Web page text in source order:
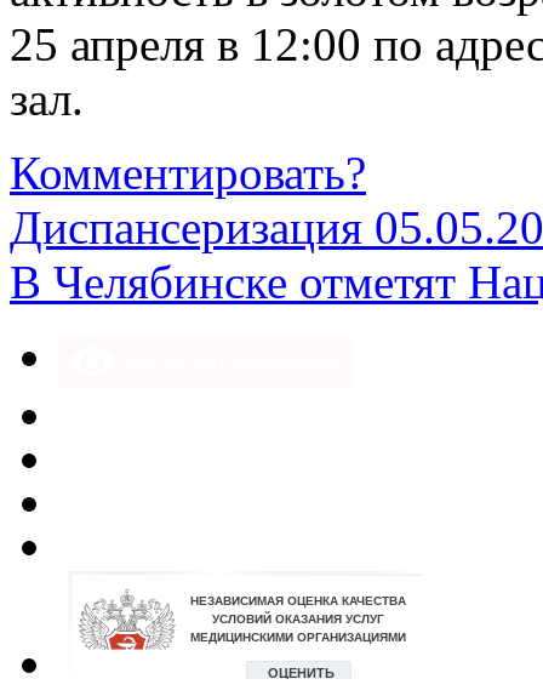
25 апреля в 12:00 по
зал.
Комментировать?
Диспансеризация
В Челябинске отметят